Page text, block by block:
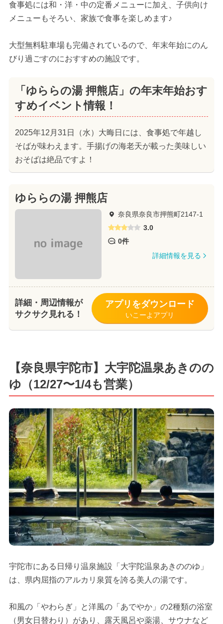
食事処には和・洋・中の定番メニューに加え、子供向け
メニューもそろい、家族で食事を楽しめます♪
大型無料駐車場も完備されているので、年末年始にのん
びり過ごすのにおすすめの施設です。
「ゆららの湯 押熊店」の年末年始おす
すめイベント情報！
2025年12月31日（水）大晦日には、食事処で年越し
そばが味わえます。手揚げの海老天が載った美味しい
おそばは絶品ですよ！
ゆららの湯 押熊店
奈良県奈良市押熊町2147-1
3.0
0件
詳細情報を見る
詳細・周辺情報が
サクサク見れる！
アプリをダウンロード
いこーよアプリ
【奈良県宇陀市】大宇陀温泉あきのの
ゆ（12/27〜1/4も営業）
宇陀市にある日帰り温泉施設「大宇陀温泉あきののゆ」
は、県内屈指のアルカリ泉質を誇る美人の湯です。
和風の「やわらぎ」と洋風の「あでやか」の2種類の浴室
（男女日替わり）があり、露天風呂や薬湯、サウナなど